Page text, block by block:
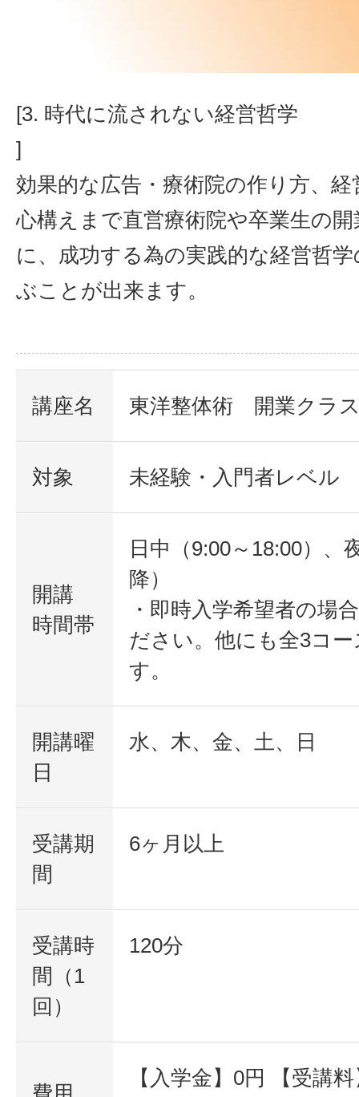
[3. 時代に流されない経営哲学
]
効果的な広告・療術院の作り方、
心構えまで直営療術院や卒業生の
に、成功する為の実践的な経営哲
ぶことが出来ます。
講座名 東洋整体術 開業クラ
対象 未経験・入門者レベル
開講
時間帯
日中（9:00～18:00）、
降）
・即時入学希望者の場
ださい。他にも全3コ
す。
開講曜
日
水、木、金、土、日
受講期
間
6ヶ月以上
受講時
間（1
回）
120分
【入学金】0円 【受講